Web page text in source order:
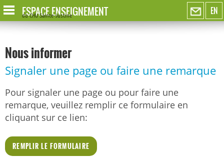
EN
ESPACE ENSEIGNEMENT
du CHU Sainte-Justine
Nous informer
Signaler une page ou faire une remarque
Pour signaler une page ou pour faire une
remarque, veuillez remplir ce formulaire en
cliquant sur ce lien:
REMPLIR LE FORMULAIRE